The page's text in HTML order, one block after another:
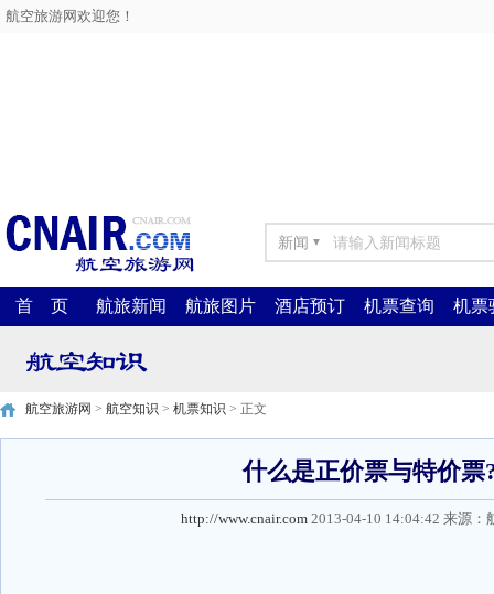
航空旅游网欢迎您！
新闻 ▼
首 页 航旅新闻 航旅图片 酒店预订 机票查询 机票
航空旅游网 > 航空知识 > 机票知识 > 正文
什么是正价票与特价票
http://www.cnair.com 2013-04-10 14:04:42 来源：